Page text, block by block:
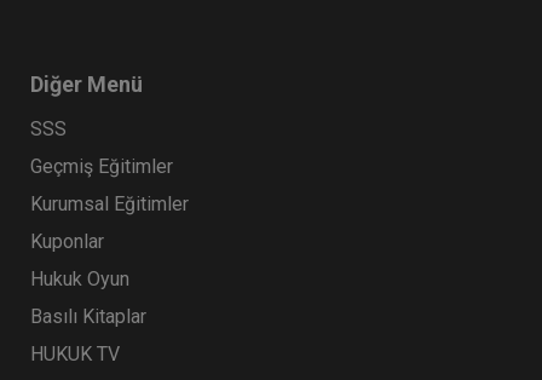
Diğer Menü
SSS
Geçmiş Eğitimler
Kurumsal Eğitimler
Kuponlar
Hukuk Oyun
Basılı Kitaplar
HUKUK TV